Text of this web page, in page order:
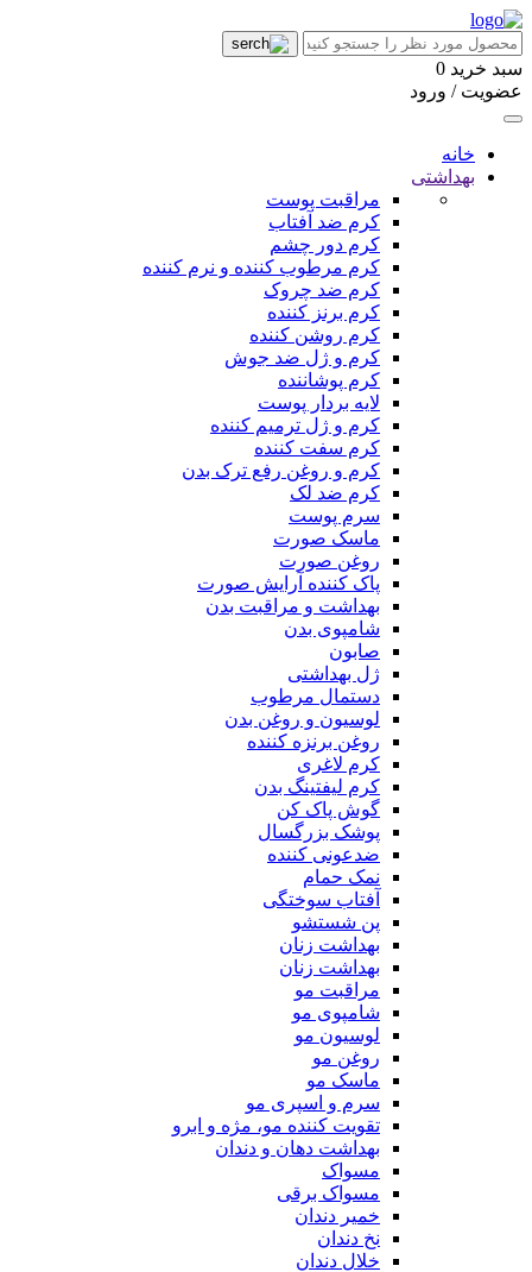
سبد خرید 0
عضویت / ورود
خانه
بهداشتی
مراقبت پوست
کرم ضد آفتاب
کرم دور چشم
کرم مرطوب کننده و نرم کننده
کرم ضد چروک
کرم برنز کننده
کرم روشن کننده
کرم و ژل ضد جوش
کرم پوشاننده
لایه بردار پوست
کرم و ژل ترمیم کننده
کرم سفت کننده
کرم و روغن رفع ترک بدن
کرم ضد لک
سرم پوست
ماسک صورت
روغن صورت
پاک کننده آرایش صورت
بهداشت و مراقبت بدن
شامپوی بدن
صابون
ژل بهداشتی
دستمال مرطوب
لوسیون و روغن بدن
روغن برنزه کننده
کرم لاغری
کرم لیفتینگ بدن
گوش پاک کن
پوشک بزرگسال
ضدعونی کننده
نمک حمام
آفتاب سوختگی
پن شستشو
بهداشت زنان
بهداشت زنان
مراقبت مو
شامپوی مو
لوسیون مو
روغن مو
ماسک مو
سرم و اسپری مو
تقویت کننده مو، مژه و ابرو
بهداشت دهان و دندان
مسواک
مسواک برقی
خمیر دندان
نخ دندان
خلال دندان